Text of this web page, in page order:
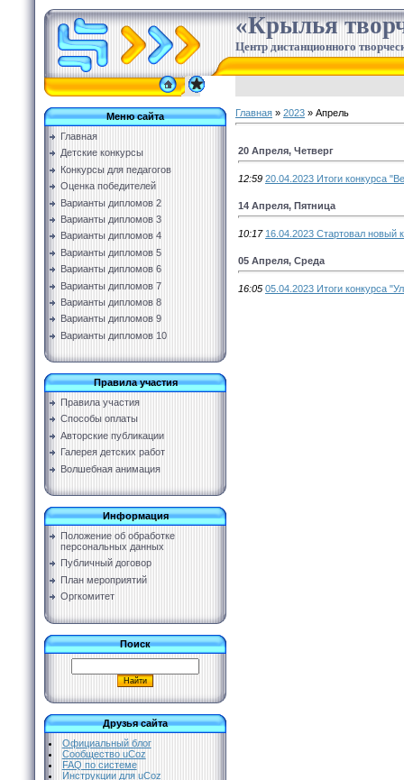
«Крылья
Центр дистанционного
Меню сайта
Главная
Детские конкурсы
Конкурсы для педагогов
Оценка победителей
Варианты дипломов 2
Варианты дипломов 3
Варианты дипломов 4
Варианты дипломов 5
Варианты дипломов 6
Варианты дипломов 7
Варианты дипломов 8
Варианты дипломов 9
Варианты дипломов 10
Правила участия
Правила участия
Способы оплаты
Авторские публикации
Галерея детских работ
Волшебная анимация
Информация
Положение об обработке
персональных данных
Публичный договор
План мероприятий
Оргкомитет
Поиск
Друзья сайта
Официальный блог
Сообщество uCoz
FAQ по системе
Инструкции для uCoz
Главная » 2023 » Апрель
20 Апреля, Четверг
12:59 20.04.2023 Итоги конкурса
14 Апреля, Пятница
10:17 16.04.2023 Стартовал новый
05 Апреля, Среда
16:05 05.04.2023 Итоги конкурса